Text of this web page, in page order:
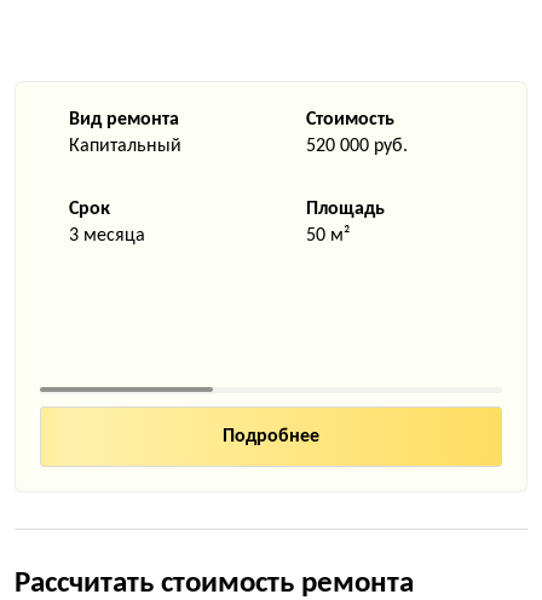
Вид ремонта
Капитальный
Стоимость
520 000 руб.
Срок
3 месяца
Площадь
50 м²
Рассчитать стоимость ремонта